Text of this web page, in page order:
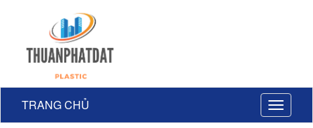
Toggle
TRANG CHỦ